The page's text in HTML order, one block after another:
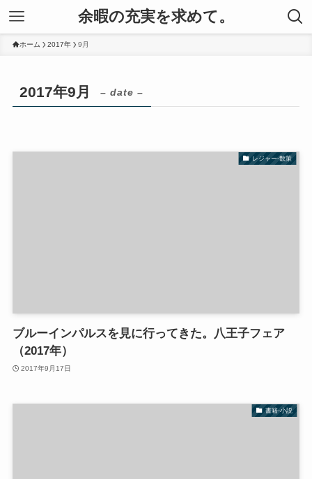
余暇の充実を求めて。
ホーム 2017年 9月
2017年9月 – date –
レジャー-散策
ブルーインパルスを見に行ってきた。八王子フェア
（2017年）
2017年9月17日
書籍-小説